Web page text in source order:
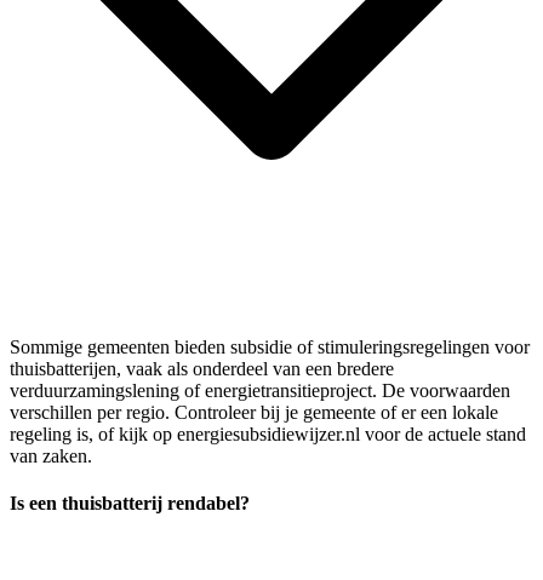
Sommige gemeenten bieden subsidie of stimuleringsregelingen voor
thuisbatterijen, vaak als onderdeel van een bredere
verduurzamingslening of energietransitieproject. De voorwaarden
verschillen per regio. Controleer bij je gemeente of er een lokale
regeling is, of kijk op energiesubsidiewijzer.nl voor de actuele stand
van zaken.
Is een thuisbatterij rendabel?